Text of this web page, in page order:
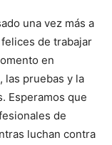
una vez más a
de trabajar
en
las pruebas y la
Esperamos que
de
luchan contra